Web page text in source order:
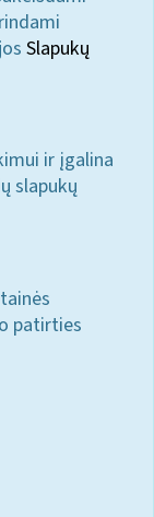
Slapukų
ir įgalina
slapukų
patirties